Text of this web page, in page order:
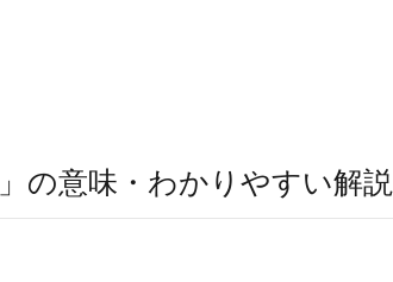
」の意味・わかりやすい解説